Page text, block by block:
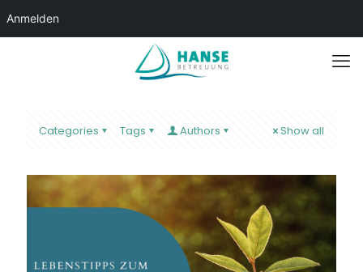
Categories Tags Authors Show all
Anmelden